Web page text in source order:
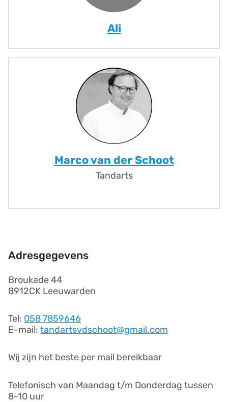
Ali
Marco van der Schoot
Tandarts
Adresgegevens
Broukade 44
8912CK Leeuwarden
Tel: 058 7859646
E-mail: tandartsvdschoot@gmail.com
Wij zijn het beste per mail bereikbaar
Telefonisch van Maandag t/m Donderdag tussen
8-10 uur